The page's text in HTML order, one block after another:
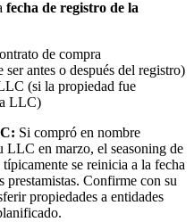
fecha de registro de la
de compra
antes o después del registro)
(si la propiedad fue
LLC)
Si compró en nombre
LLC en marzo, el seasoning de
se reinicia a la fecha
Confirme con su
propiedades a entidades